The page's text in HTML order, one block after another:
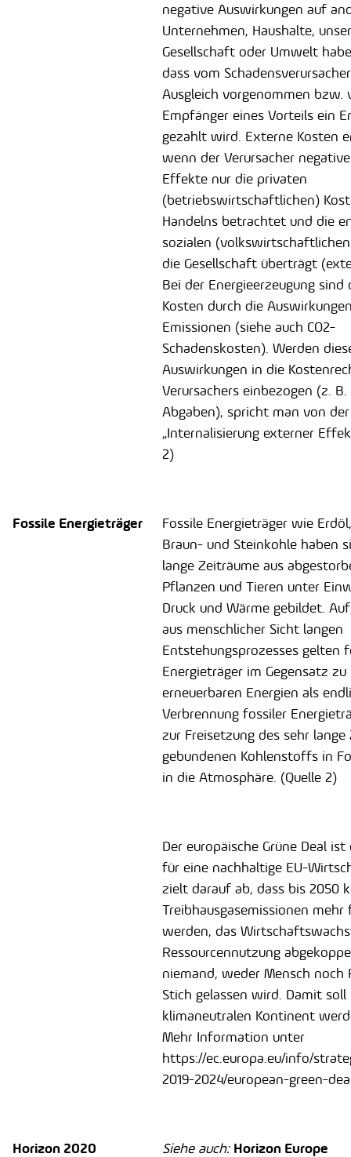
negative Auswirkungen auf
Unternehmen, Haushalte,
Gesellschaft oder Umwelt
dass vom
Ausgleich vorgenommen bzw.
Empfänger eines Vorteils ein
gezahlt wird. Externe Kosten
wenn der Verursacher
Effekte nur die privaten
(betriebswirtschaftlichen)
Handelns betrachtet und die
sozialen
die Gesellschaft überträgt
Bei der Energieerzeugung sind
Kosten durch die
Emissionen (siehe auch CO2-
Schadenskosten). Werden
Auswirkungen in die
Verursachers einbezogen (z.
Abgaben), spricht man von der
„Internalisierung externer
2)
Fossile Energieträger
Fossile Energieträger wie
Braun- und Steinkohle haben
lange Zeiträume aus
Pflanzen und Tieren unter
Druck und Wärme gebildet.
aus menschlicher Sicht langen
Entstehungsprozesses gelten
Energieträger im Gegensatz zu
erneuerbaren Energien als
Verbrennung fossiler
zur Freisetzung des sehr
gebundenen Kohlenstoffs in
in die Atmosphäre. (Quelle 2)
Der europäische Grüne Deal
für eine nachhaltige EU-
zielt darauf ab, dass bis 2050
Treibhausgasemissionen
werden, das
Ressourcennutzung
niemand, weder Mensch noch
Stich gelassen wird. Damit soll
klimaneutralen Kontinent
Mehr Information unter
https://ec.europa.eu/info/
2019-2024/european-green-
Horizon 2020 Siehe auch: Horizon Europe